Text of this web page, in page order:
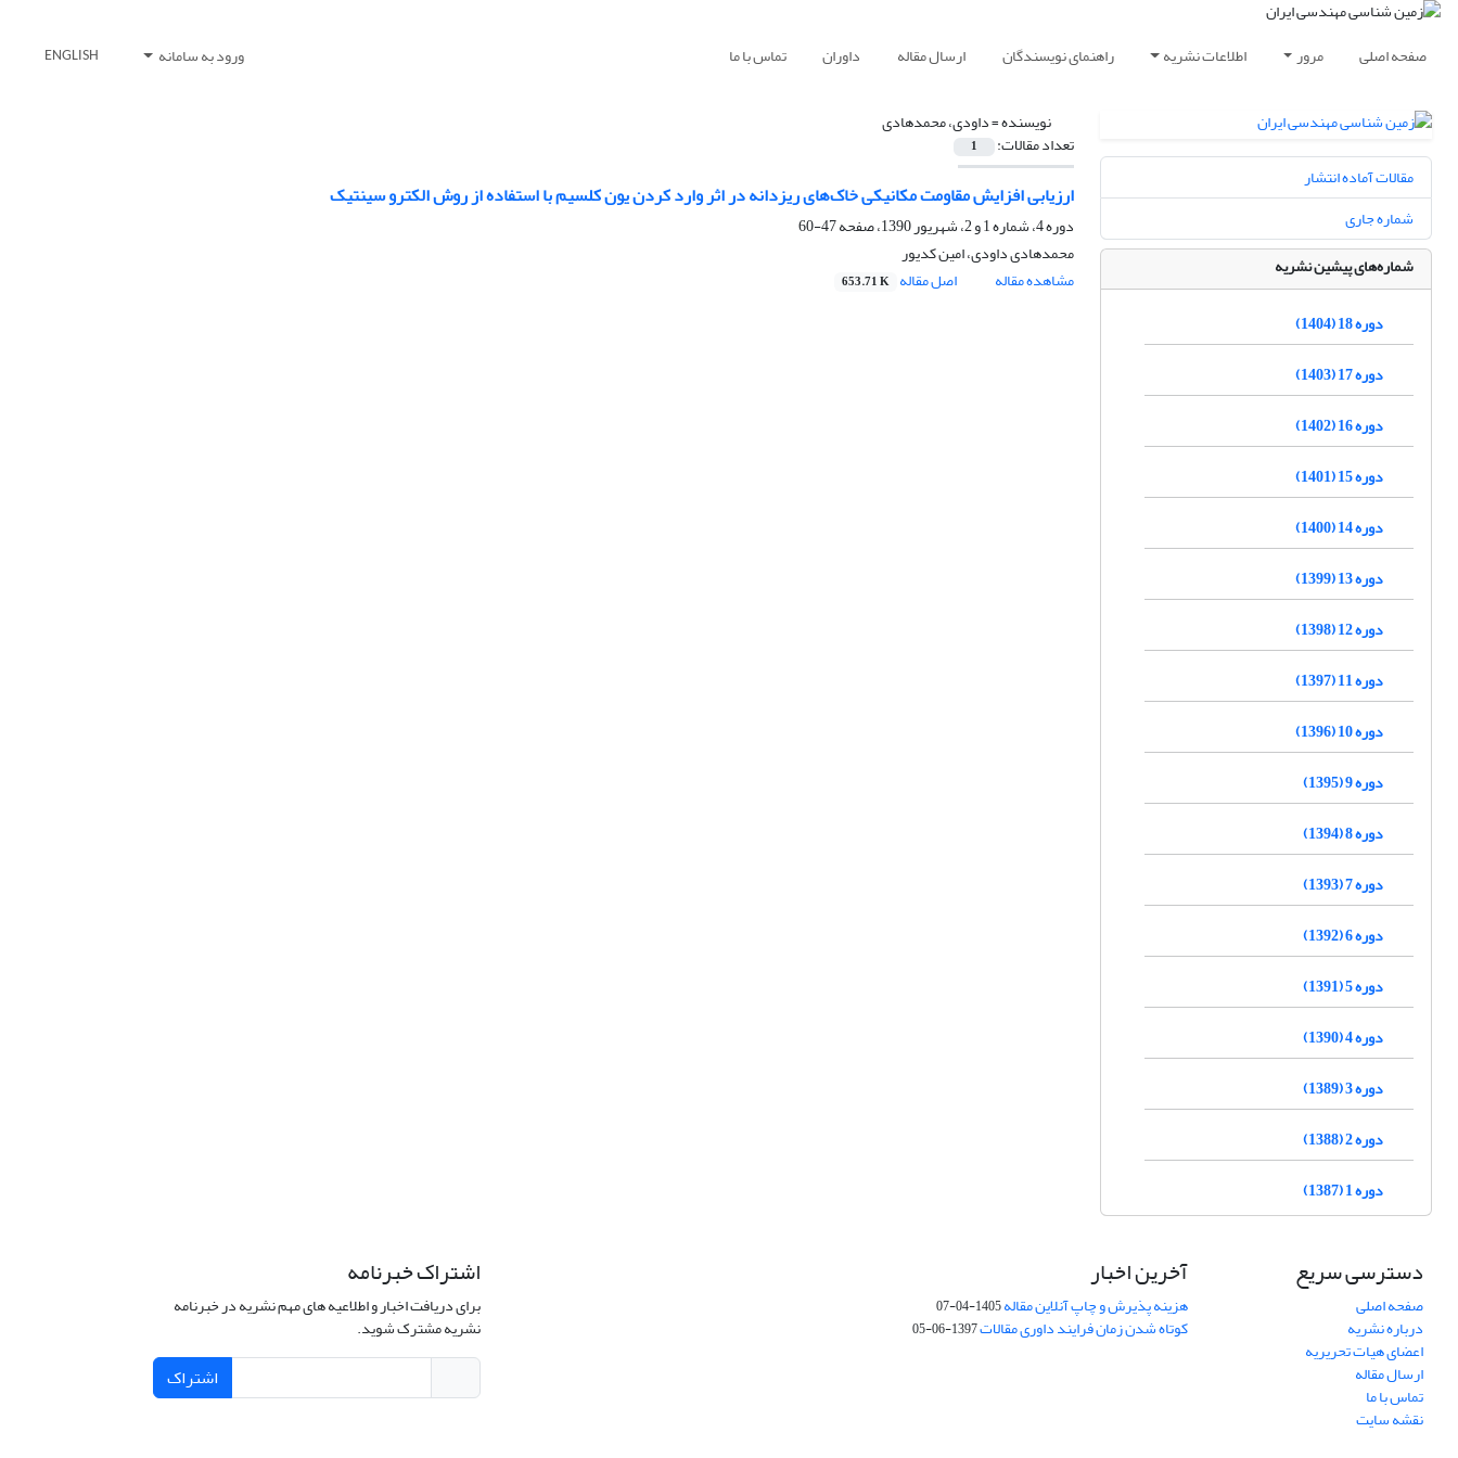
صفحه اصلی مرور اطلاعات نشریه راهنمای نویسندگان ارسال مقاله داوران تماس با ما ورود به سامانه ENGLISH
نویسنده =داودی، محمدهادی
تعداد مقالات: 1
ارزیابی افزایش مقاومت مکانیکی خاک‌های ریزدانه در اثر وارد کردن یون کلسیم با استفاده از روش الکترو سینتیک
دوره 4، شماره 1 و 2، شهریور 1390، صفحه
47-60
محمدهادی داودی، امین کدیور
مشاهده مقاله
اصل مقاله 653.71 K
مقالات آماده انتشار
شماره جاری
شماره‌های پیشین نشریه
دوره 18 (1404)
دوره 17 (1403)
دوره 16 (1402)
دوره 15 (1401)
دوره 14 (1400)
دوره 13 (1399)
دوره 12 (1398)
دوره 11 (1397)
دوره 10 (1396)
دوره 9 (1395)
دوره 8 (1394)
دوره 7 (1393)
دوره 6 (1392)
دوره 5 (1391)
دوره 4 (1390)
دوره 3 (1389)
دوره 2 (1388)
دوره 1 (1387)
دسترسی سریع
صفحه اصلی
درباره نشریه
اعضای هیات تحریریه
ارسال مقاله
تماس با ما
نقشه سایت
آخرین اخبار
هزینه پذیرش و چاپ آنلاین مقاله1405-04-07
کوتاه شدن زمان فرایند داوری مقالات1397-06-05
اشتراک خبرنامه
برای دریافت اخبار و اطلاعیه های مهم نشریه در خبرنامه
نشریه مشترک شوید.
اشتراک